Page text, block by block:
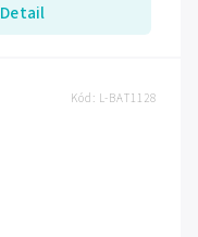
Detail
Kód: L-BAT1128